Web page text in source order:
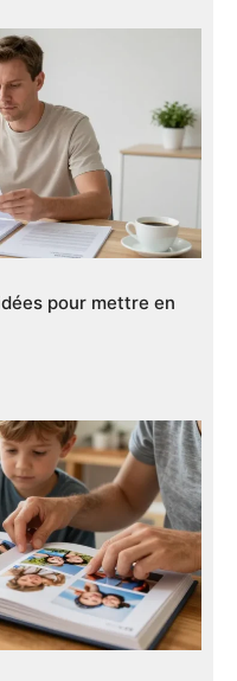
pour mettre en